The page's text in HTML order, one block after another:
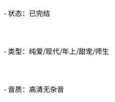
- 状态：已完结
- 类型：纯爱/现代/年上/甜宠/师生
- 音质：高清无杂音